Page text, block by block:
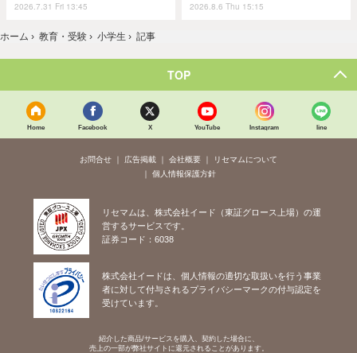
2026.7.31 Fri 13:45 2026.8.6 Thu 15:15
ホーム › 教育・受験 › 小学生 › 記事
TOP
Home Facebook X YouTube Instagram line
お問合せ 広告掲載 会社概要
リセマムについて
個人情報保護方針
リセマムは、株式会社イード（東証グロース上場）の運
営するサービスです。
証券コード：6038
株式会社イードは、個人情報の適切な取扱いを行う事業
者に対して付与されるプライバシーマークの付与認定を
受けています。
紹介した商品/サービスを購入、契約した場合に、
売上の一部が弊社サイトに還元されることがあります。